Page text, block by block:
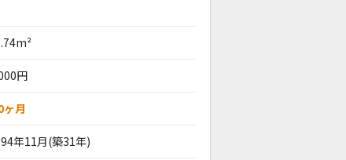
円
ヶ月
年11月(築31年)